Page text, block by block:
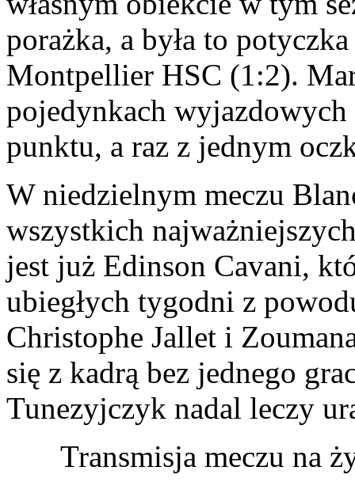
porażka, a była to
Montpellier HSC (1:2).
pojedynkach
punktu, a raz z jednym
W niedzielnym meczu
wszystkich
jest już Edinson Cavani,
ubiegłych tygodni z
Christophe Jallet i
się z kadrą bez jednego
Tunezyjczyk nadal leczy
Transmisja meczu na